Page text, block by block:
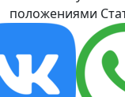
положениями